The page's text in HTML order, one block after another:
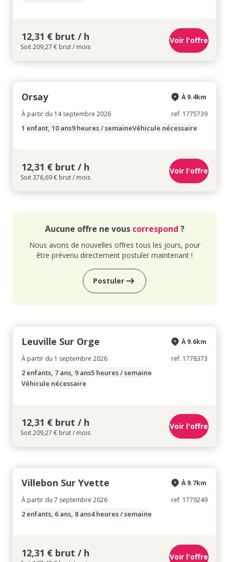
12,31 € brut / h
Soit 209,27 € brut / mois
Voir l'offre
Orsay
À partir du 14 septembre 2026
À 9.4km
ref. 1775739
1 enfant, 10 ans9 heures / semaineVéhicule nécessaire
12,31 € brut / h
Soit 376,69 € brut / mois
Voir l'offre
Aucune offre ne vous correspond ?
Nous avons de nouvelles offres tous les jours, pour
être prévenu directement postuler maintenant !
Postuler
Leuville Sur Orge
À partir du 1 septembre 2026
À 9.6km
ref. 1778373
2 enfants, 7 ans, 9 ans5 heures / semaine
Véhicule nécessaire
12,31 € brut / h
Soit 209,27 € brut / mois
Voir l'offre
Villebon Sur Yvette
À partir du 7 septembre 2026
À 9.7km
ref. 1779249
2 enfants, 6 ans, 8 ans4 heures / semaine
12,31 € brut / h Voir l'offre